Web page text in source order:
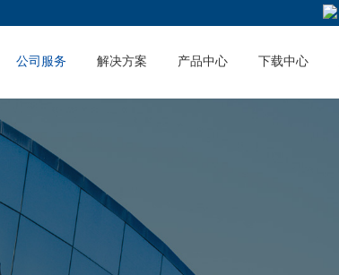
公司服务 解决方案 产品中心 下载中心